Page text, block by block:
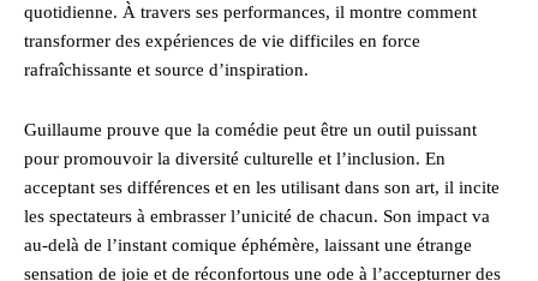
quotidienne. À travers ses performances, il montre comment
transformer des expériences de vie difficiles en force
rafraîchissante et source d’inspiration.
Guillaume prouve que la comédie peut être un outil puissant
pour promouvoir la diversité culturelle et l’inclusion. En
acceptant ses différences et en les utilisant dans son art, il incite
les spectateurs à embrasser l’unicité de chacun. Son impact va
au-delà de l’instant comique éphémère, laissant une étrange
sensation de joie et de réconfortous une ode à l’accepturner des